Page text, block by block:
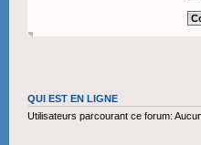
QUI EST EN LIGNE
Utilisateurs parcourant ce forum: